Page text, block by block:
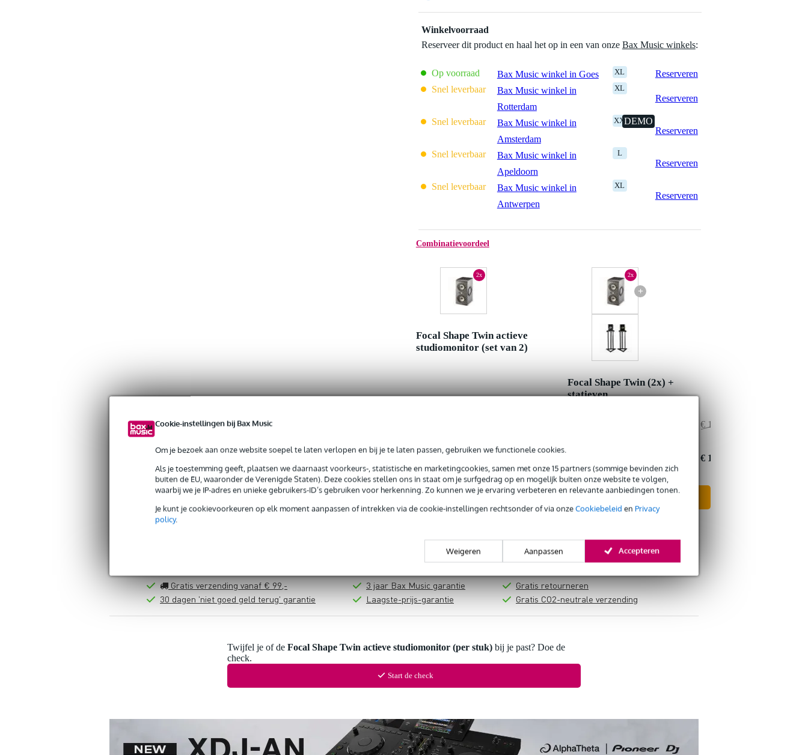
Cookie-instellingen bij Bax Music
Om je bezoek aan onze website soepel te laten verlopen en bij je te laten passen, gebruiken we functionele cookies.
Als je toestemming geeft, plaatsen we daarnaast voorkeurs-, statistische en marketingcookies, samen met onze 15 partners (sommige bevinden zich
buiten de EU, waaronder de Verenigde Staten). Deze cookies stellen ons in staat om je surfgedrag op en mogelijk buiten onze website te volgen,
waarbij we je IP-adres en unieke gebruikers-ID’s gebruiken voor herkenning. Zo kunnen we je ervaring verbeteren en relevante aanbiedingen tonen.
Je kunt je cookievoorkeuren op elk moment aanpassen of intrekken via de cookie-instellingen rechtsonder of via onzeCookiebeleid en Privacy
policy.
Weigeren Aanpassen Accepteren
Winkelvoorraad
Reserveer dit product en haal het op in een van onze Bax Music winkels:
Op voorraad Bax Music winkel in Goes XL
Reserveren
Snel leverbaar
Bax Music winkel in
Rotterdam
XL
Reserveren
Snel leverbaar
Bax Music winkel in
Amsterdam
XXLDEMO
Reserveren
Snel leverbaar
Bax Music winkel in
Apeldoorn
L
Reserveren
Snel leverbaar
Bax Music winkel in
Antwerpen
XL
Reserveren
Combinatievoordeel
2x
Focal Shape Twin actieve
studiomonitor (set van 2)
Nu als combinatie voor
In mijn winkelwagen
+
2x
Focal Shape Twin (2x) +
statieven
€ 1.707,-
€ 1.670,-
In mijn winkelwagen
Productinformatie
Gratis verzending vanaf € 99,-
30 dagen 'niet goed geld terug' garantie
3 jaar Bax Music garantie
Laagste-prijs-garantie
Gratis retourneren
Gratis CO2-neutrale verzending
Twijfel je of de Focal Shape Twin actieve studiomonitor (per stuk) bij je past? Doe de
check.
Start de check